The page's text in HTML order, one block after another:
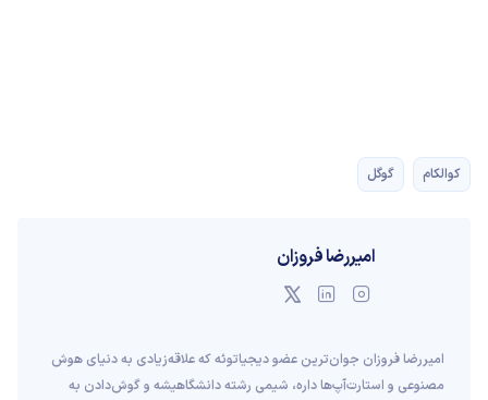
کوالکام گوگل
امیررضا فروزان
امیررضا فروزان جوان‌ترین عضو دیجیاتوئه که علاقه‌زیادی به دنیای هوش
مصنوعی و استارت‌آپ‌ها داره، شیمی رشته دانشگاهیشه و گوش‌دادن به